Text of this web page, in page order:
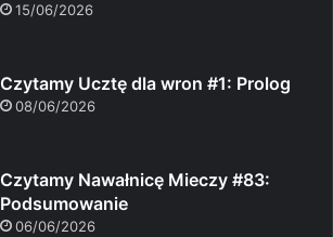
15/06/2026
Czytamy Ucztę dla wron #1: Prolog
08/06/2026
Czytamy Nawałnicę Mieczy #83:
Podsumowanie
06/06/2026